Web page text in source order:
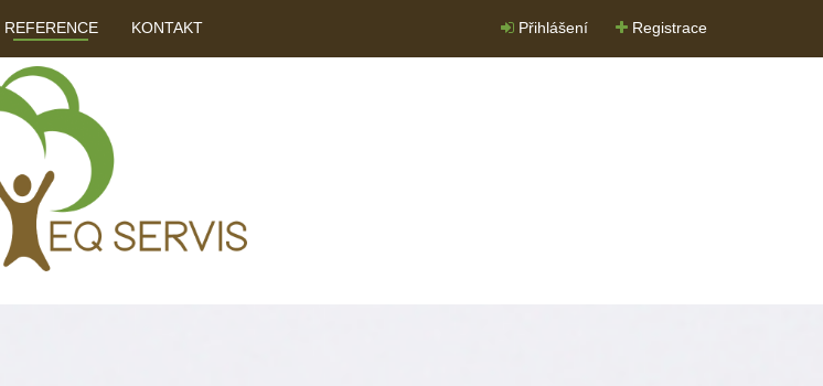
REFERENCE KONTAKT Přihlášení Registrace